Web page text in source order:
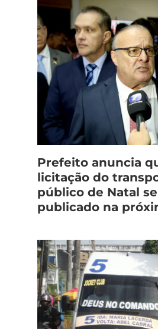
Prefeito anuncia
licitação do
público de Natal
publicado na